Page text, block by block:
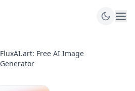
FluxAI.art: Free AI Image
Generator